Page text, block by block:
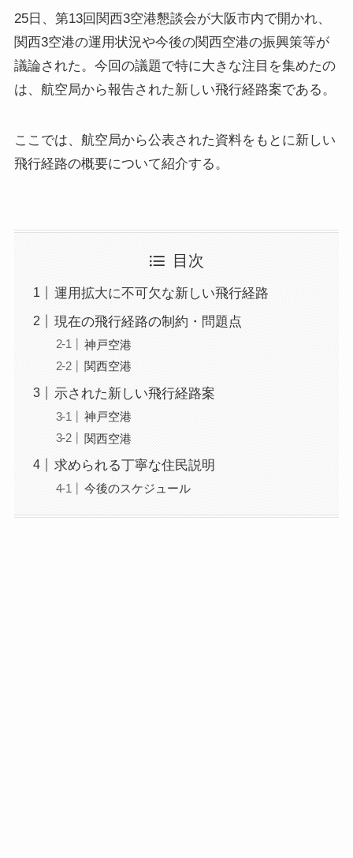
25日、第13回関西3空港懇談会が大阪市内で開かれ、
関西3空港の運用状況や今後の関西空港の振興策等が
議論された。今回の議題で特に大きな注目を集めたの
は、航空局から報告された新しい飛行経路案である。
ここでは、航空局から公表された資料をもとに新しい
飛行経路の概要について紹介する。
目次
運用拡大に不可欠な新しい飛行経路
現在の飛行経路の制約・問題点
神戸空港
関西空港
示された新しい飛行経路案
神戸空港
関西空港
求められる丁寧な住民説明
今後のスケジュール